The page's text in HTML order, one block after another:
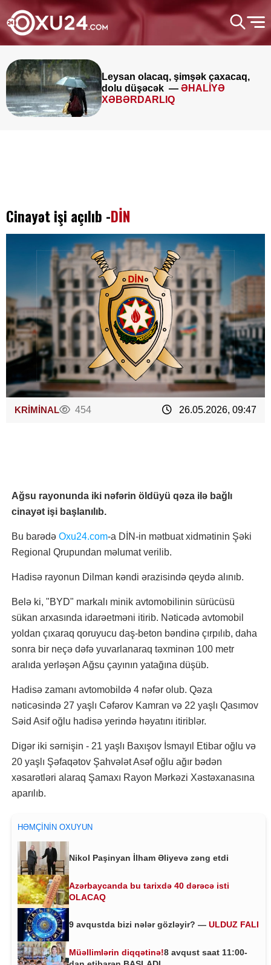
Leysan olacaq, şimşək çaxacaq,
dolu düşəcək — ƏHALİYƏ
XƏBƏRDARLIQ
Cinayət işi açılıb -DİN
KRİMİNAL 454 26.05.2026, 09:47
Ağsu rayonunda iki nəfərin öldüyü qəza ilə bağlı
cinayət işi başlanılıb.
Bu barədə Oxu24.com-a DİN-in mətbuat xidmətinin Şəki
Regional Qrupundan məlumat verilib.
Hadisə rayonun Dilman kəndi ərazisində qeydə alınıb.
Belə ki, "BYD" markalı minik avtomobilinin sürücüsü
sükan arxasında idarəetməni itirib. Nəticədə avtomobil
yoldan çıxaraq qoruyucu daş-beton bəndinə çırpılıb, daha
sonra bir neçə dəfə yuvarlanaraq təxminən 100 metr
aralıda yerləşən Ağsu çayının yatağına düşüb.
Hadisə zamanı avtomobildə 4 nəfər olub. Qəza
nəticəsində 27 yaşlı Cəfərov Kamran və 22 yaşlı Qasımov
Səid Asif oğlu hadisə yerində həyatını itiriblər.
Digər iki sərnişin - 21 yaşlı Baxışov İsmayıl Etibar oğlu və
20 yaşlı Şəfaqətov Şahvələt Asəf oğlu ağır bədən
xəsarətləri alaraq Şamaxı Rayon Mərkəzi Xəstəxanasına
aparılıb.
HƏMÇININ OXUYUN
Nikol Paşinyan İlham Əliyevə zəng etdi
Azərbaycanda bu tarixdə 40 dərəcə isti
OLACAQ
9 avqustda bizi nələr gözləyir? — ULDUZ FALI
Müəllimlərin diqqətinə!8 avqust saat 11:00-